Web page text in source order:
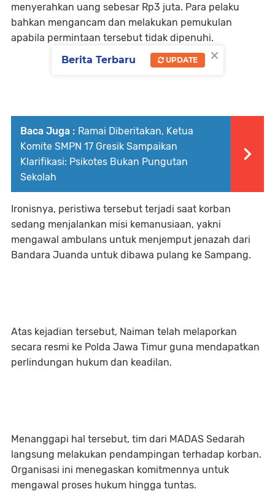
menyerahkan uang sebesar Rp3 juta. Para pelaku
bahkan mengancam dan melakukan pemukulan
apabila permintaan tersebut tidak dipenuhi.
Baca Juga : Ramai Diberitakan, Ketua
Komite SMPN 17 Gresik Sampaikan
Klarifikasi: Psikotes Bukan Pungutan
Sekolah
Ironisnya, peristiwa tersebut terjadi saat korban
sedang menjalankan misi kemanusiaan, yakni
mengawal ambulans untuk menjemput jenazah dari
Bandara Juanda untuk dibawa pulang ke Sampang.
Atas kejadian tersebut, Naiman telah melaporkan
secara resmi ke Polda Jawa Timur guna mendapatkan
perlindungan hukum dan keadilan.
Menanggapi hal tersebut, tim dari MADAS Sedarah
langsung melakukan pendampingan terhadap korban.
Organisasi ini menegaskan komitmennya untuk
mengawal proses hukum hingga tuntas.
×
Berita Terbaru UPDATE